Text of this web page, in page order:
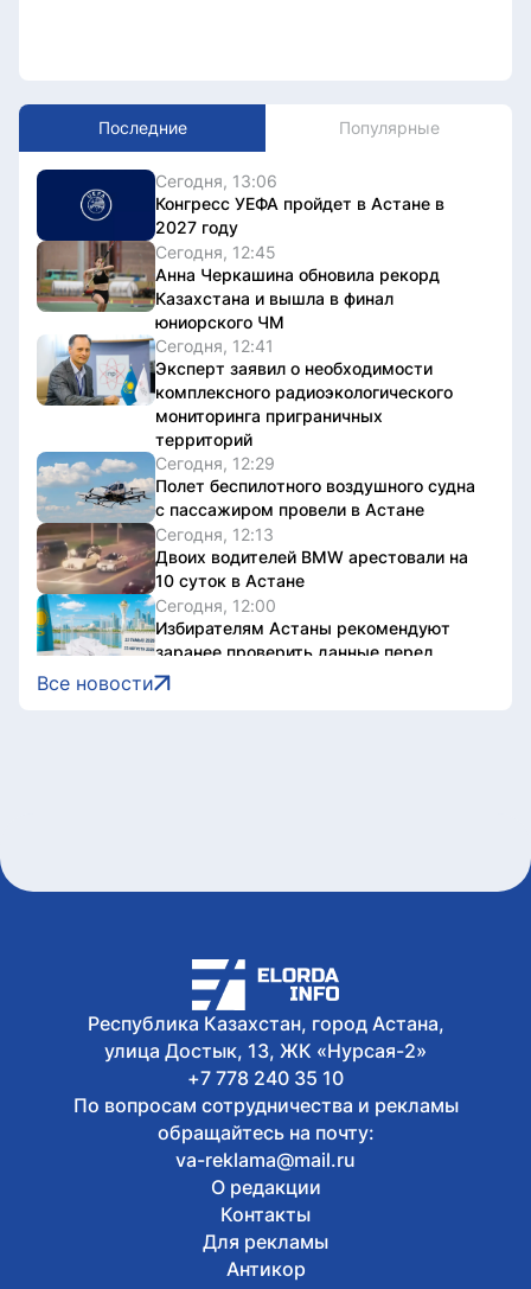
Последние Популярные
Сегодня, 13:06
Конгресс УЕФА пройдет в Астане в
2027 году
Сегодня, 12:45
Анна Черкашина обновила рекорд
Казахстана и вышла в финал
юниорского ЧМ
Сегодня, 12:41
Эксперт заявил о необходимости
комплексного радиоэкологического
мониторинга приграничных
территорий
Сегодня, 12:29
Полет беспилотного воздушного судна
с пассажиром провели в Астане
Сегодня, 12:13
Двоих водителей BMW арестовали на
10 суток в Астане
Сегодня, 12:00
Избирателям Астаны рекомендуют
заранее проверить данные перед
голосованием
Сегодня, 10:46
Казахстан разгромил Уругвай на
юношеском ЧМ по водному поло
Все новости
Республика Казахстан, город Астана,
улица Достык, 13, ЖК «Нурсая-2»
+7 778 240 35 10
По вопросам сотрудничества и рекламы
обращайтесь на почту:
va-reklama@mail.ru
О редакции
Контакты
Для рекламы
Антикор